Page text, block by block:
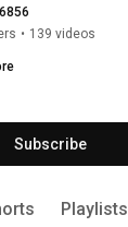
• 139 videos
Subscribe
Playlists